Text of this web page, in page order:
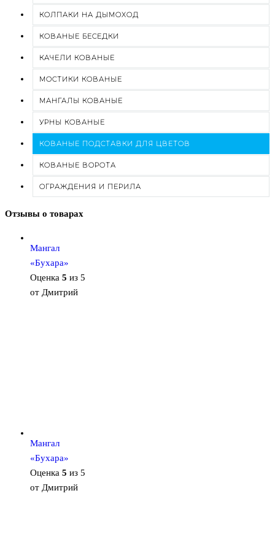
КОЛПАКИ НА ДЫМОХОД
КОВАНЫЕ БЕСЕДКИ
КАЧЕЛИ КОВАНЫЕ
МОСТИКИ КОВАНЫЕ
МАНГАЛЫ КОВАНЫЕ
УРНЫ КОВАНЫЕ
КОВАНЫЕ ПОДСТАВКИ ДЛЯ ЦВЕТОВ
КОВАНЫЕ ВОРОТА
ОГРАЖДЕНИЯ И ПЕРИЛА
Отзывы о товарах
Мангал
«Бухара»
Оценка 5 из 5
от Дмитрий
Мангал
«Бухара»
Оценка 5 из 5
от Дмитрий